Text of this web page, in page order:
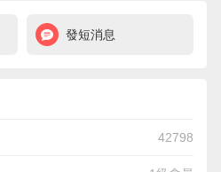
發短消息
42798